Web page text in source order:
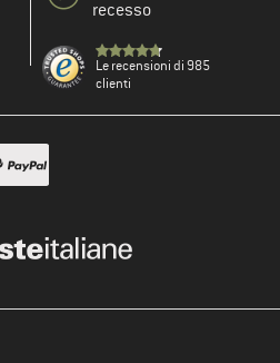
recesso
Le recensioni di 985
clienti